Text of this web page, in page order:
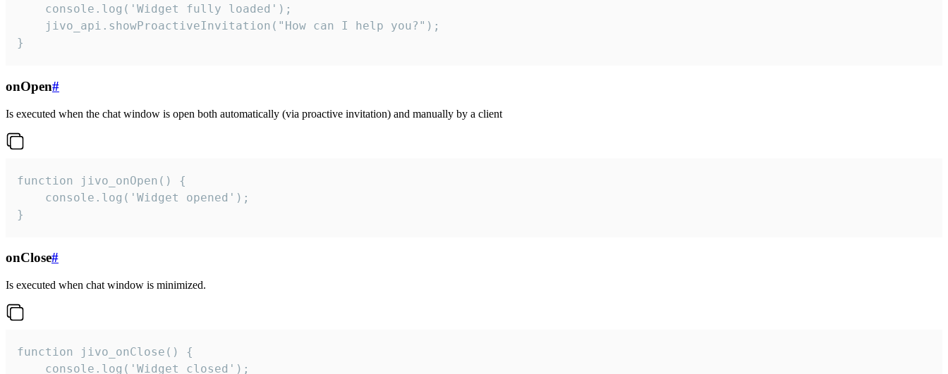
    console.log('Widget fully loaded');
    jivo_api.showProactiveInvitation("How can I help you?");
}
onOpen#
Is executed when the chat window is open both automatically (via proactive invitation) and manually by a client
function jivo_onOpen() {
    console.log('Widget opened');
}
onClose#
Is executed when chat window is minimized.
function jivo_onClose() {
    console.log('Widget closed');